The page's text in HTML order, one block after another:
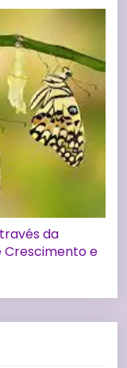
da
Crescimento e